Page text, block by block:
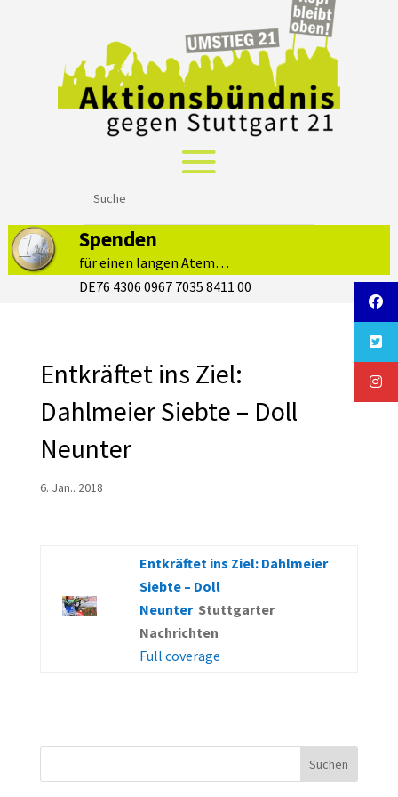
Spenden
für einen langen Atem…
DE76 4306 0967 7035 8411 00
Entkräftet ins Ziel:
Dahlmeier Siebte – Doll
Neunter
6. Jan.. 2018
Entkräftet ins Ziel: Dahlmeier
Siebte – Doll
Neunter Stuttgarter
Nachrichten
Full coverage
Suchen